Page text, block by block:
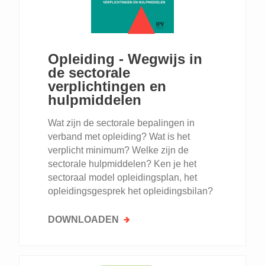
Opleiding - Wegwijs in
de sectorale
verplichtingen en
hulpmiddelen
Wat zijn de sectorale bepalingen in
verband met opleiding? Wat is het
verplicht minimum? Welke zijn de
sectorale hulpmiddelen? Ken je het
sectoraal model opleidingsplan, het
opleidingsgesprek het opleidingsbilan?
DOWNLOADEN